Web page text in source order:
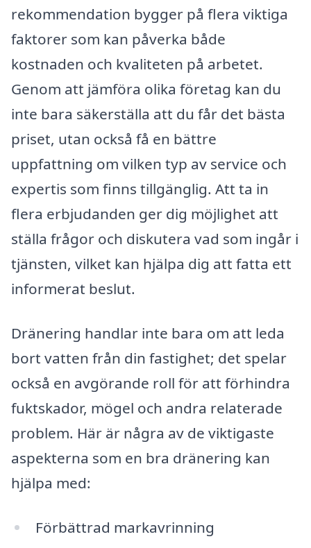
rekommendation bygger på flera viktiga
faktorer som kan påverka både
kostnaden och kvaliteten på arbetet.
Genom att jämföra olika företag kan du
inte bara säkerställa att du får det bästa
priset, utan också få en bättre
uppfattning om vilken typ av service och
expertis som finns tillgänglig. Att ta in
flera erbjudanden ger dig möjlighet att
ställa frågor och diskutera vad som ingår i
tjänsten, vilket kan hjälpa dig att fatta ett
informerat beslut.
Dränering handlar inte bara om att leda
bort vatten från din fastighet; det spelar
också en avgörande roll för att förhindra
fuktskador, mögel och andra relaterade
problem. Här är några av de viktigaste
aspekterna som en bra dränering kan
hjälpa med:
Förbättrad markavrinning